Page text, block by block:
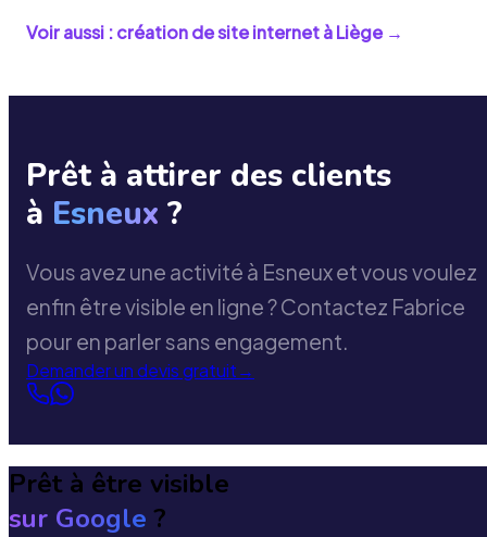
Voir aussi : création de site internet àLiège→
Prêt à attirer des clients
à Esneux ?
Vous avez une activité à Esneux et vous voulez
enfin être visible en ligne ? Contactez Fabrice
pour en parler sans engagement.
Demander un devis gratuit→
Prêt à être visible
sur Google ?